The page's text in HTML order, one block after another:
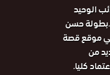
من مسلسل الذئب الوحيد
الموسم الثانى مترجمة و كاملة حصريا علي موقع قصة عشق 3sk .بطولة حسن
موقع قصة
من
كليا.